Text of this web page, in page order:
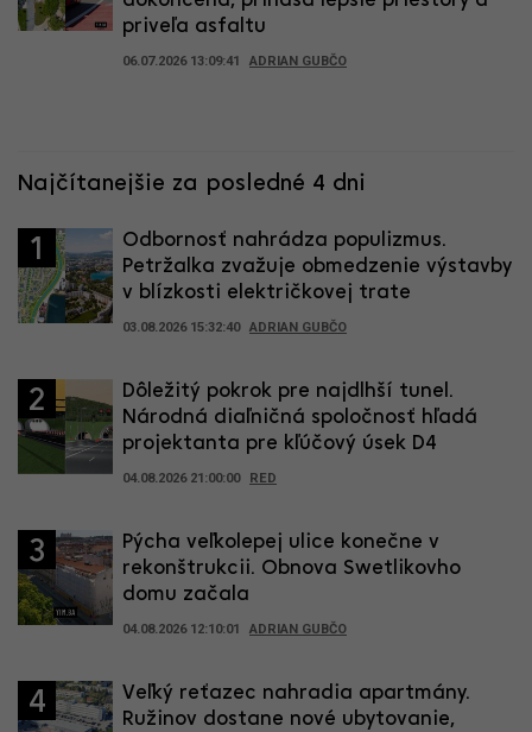
priveľa asfaltu
06.07.2026 13:09:41 ADRIAN GUBČO
Najčítanejšie za posledné 4 dni
1
Odbornosť nahrádza populizmus.
Petržalka zvažuje obmedzenie výstavby
v blízkosti električkovej trate
03.08.2026 15:32:40 ADRIAN GUBČO
2
Dôležitý pokrok pre najdlhší tunel.
Národná diaľničná spoločnosť hľadá
projektanta pre kľúčový úsek D4
04.08.2026 21:00:00 RED
3
Pýcha veľkolepej ulice konečne v
rekonštrukcii. Obnova Swetlikovho
domu začala
04.08.2026 12:10:01 ADRIAN GUBČO
4
Veľký reťazec nahradia apartmány.
Ružinov dostane nové ubytovanie,